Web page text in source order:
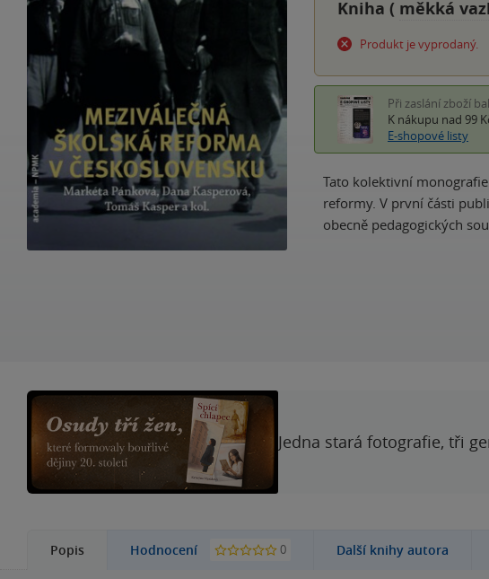
Kniha ( měkká
Produkt je vyprodaný.
Při zaslání zboží
K nákupu nad 99
E-shopové listy
Tato kolektivní
reformy. V první části
obecně pedagogických
Jedna stará fotografie, tři
Popis Hodnocení 0 Další knihy autora